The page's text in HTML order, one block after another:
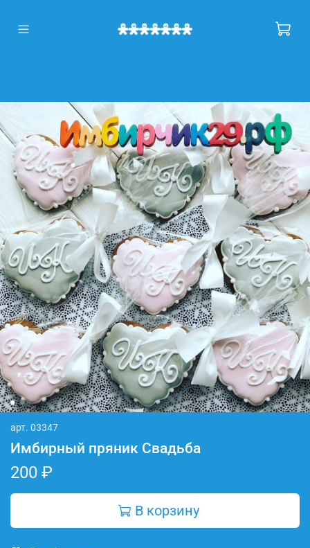
арт. 03347
Имбирный пряник Свадьба
200 ₽
В корзину